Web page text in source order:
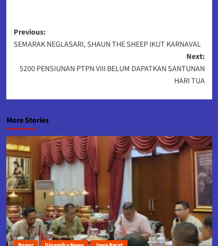
Post
navigation
Previous:
SEMARAK NEGLASARI, SHAUN THE SHEEP IKUT KARNAVAL
Next:
5200 PENSIUNAN PTPN VIII BELUM DAPATKAN SANTUNAN
HARI TUA
More Stories